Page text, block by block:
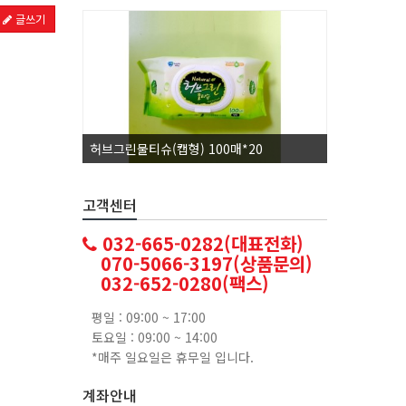
글쓰기
허브그린물티슈(캡형) 100매*20
고객센터
032-665-0282(대표전화)
070-5066-3197(상품문의)
032-652-0280(팩스)
평일 : 09:00 ~ 17:00
토요일 : 09:00 ~ 14:00
*매주 일요일은 휴무일 입니다.
계좌안내